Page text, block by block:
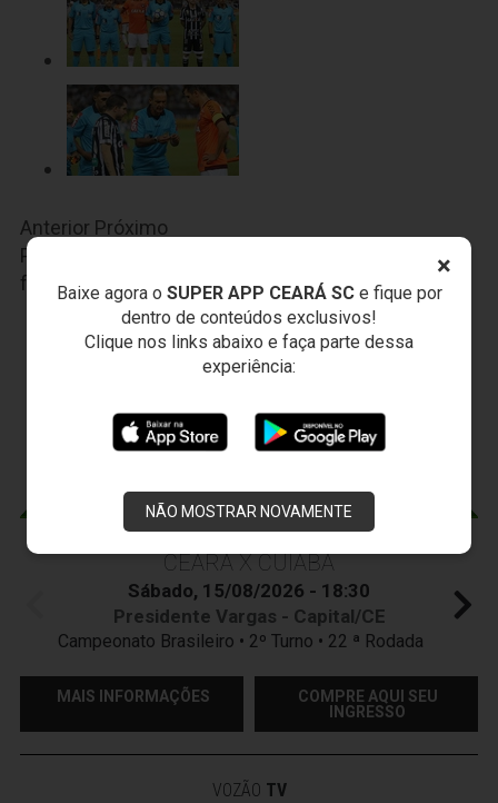
×
Baixe agora o SUPER APP CEARÁ SCe fique por
dentro de conteúdos exclusivos!
Clique nos links abaixo e faça parte dessa
experiência:
NÃO MOSTRAR NOVAMENTE
Anterior Próximo
Participe das nossas promoções, clique
faça seu cadastro.
JOGOS DOVOZÃO
CEARÁ X CUIABÁ
Sábado, 15/08/2026 - 18:30
Presidente Vargas - Capital/CE
Campeonato Brasileiro • 2º Turno • 22 ª Rodada
MAIS INFORMAÇÕES
COMPRE AQUI SEU
INGRESSO
VOZÃO TV